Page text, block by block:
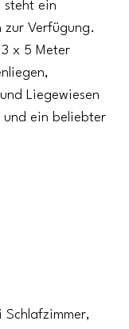
steht ein
zur Verfügung.
x 5 Meter
Liegewiesen
und ein beliebter
Schlafzimmer,